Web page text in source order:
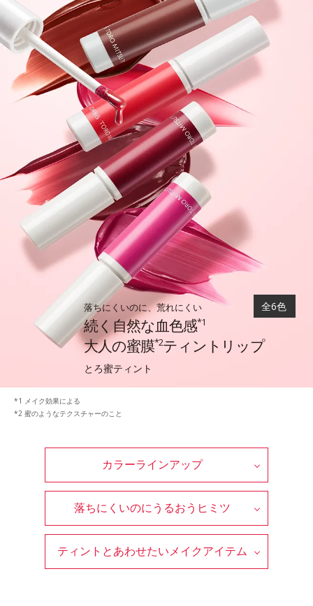
全6色
落ちにくいのに、荒れにくい
続く自然な血色感*1
大人の蜜膜*2ティントリップ
とろ蜜ティント
メイク効果による
蜜のようなテクスチャーのこと
カラーラインアップ
落ちにくいのにうるおうヒミツ
ティントとあわせたいメイクアイテム